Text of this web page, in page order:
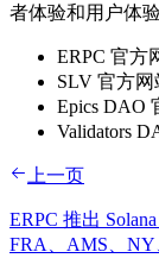
者体验和用户体
ERPC 官方
SLV 官方网
Epics DAO
Validators
上一页
ERPC 推出
FRA、AMS、NY